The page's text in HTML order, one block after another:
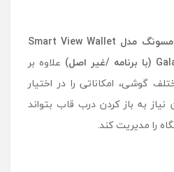
س
ا
م
س
و
ن
گ
مدل Smart View Wallet
(با برنامه /غیر اصل) علاوه بر
گوشی، امکاناتی را در اختیار
به باز کردن درب قاب بتواند
را مدیریت کند.